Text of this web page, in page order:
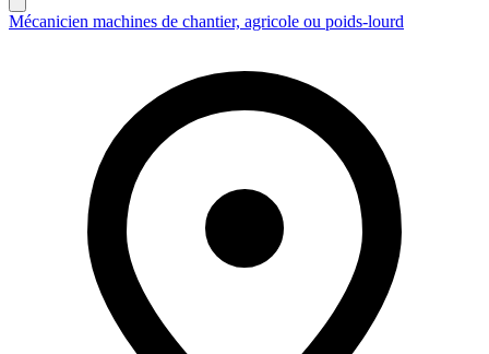
Mécanicien machines de chantier, agricole ou poids-lourd